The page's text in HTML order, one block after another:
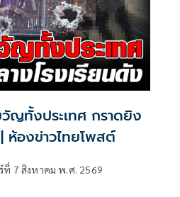
วัญทั้งประเทศ กราดยิง
ห้องข่าวไทยโพสต์
ที่ 7 สิงหาคม พ.ศ. 2569